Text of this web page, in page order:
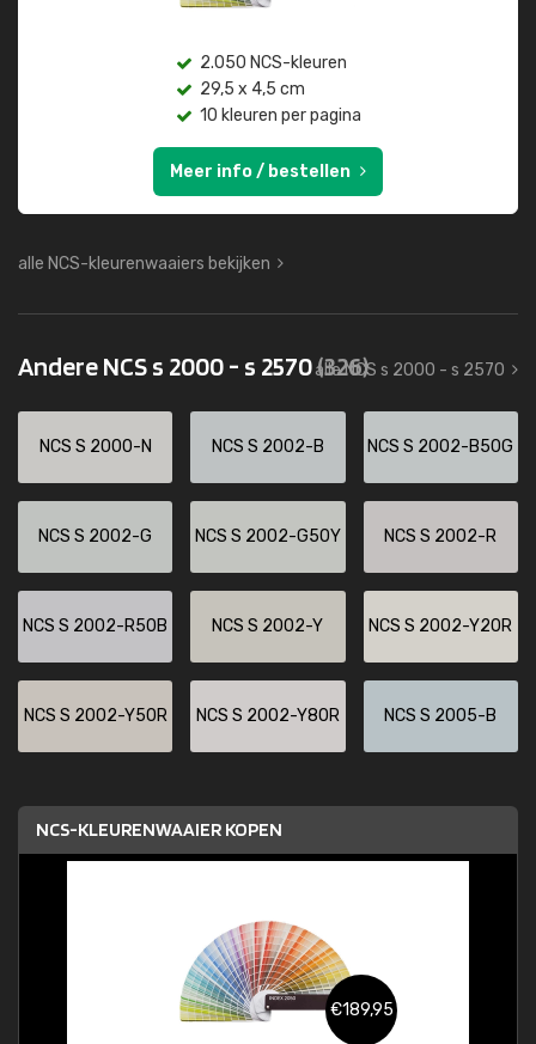
2.050 NCS-kleuren
29,5 x 4,5 cm
10 kleuren per pagina
Meer info / bestellen
alle NCS-kleurenwaaiers bekijken
Andere NCS s 2000 - s 2570(326)
alle NCS s 2000 - s 2570
NCS S 2000-N NCS S 2002-B NCS S 2002-B50G
NCS S 2002-G NCS S 2002-G50Y NCS S 2002-R
NCS S 2002-R50B NCS S 2002-Y NCS S 2002-Y20R
NCS S 2002-Y50R NCS S 2002-Y80R NCS S 2005-B
NCS-KLEURENWAAIER KOPEN
€189,95